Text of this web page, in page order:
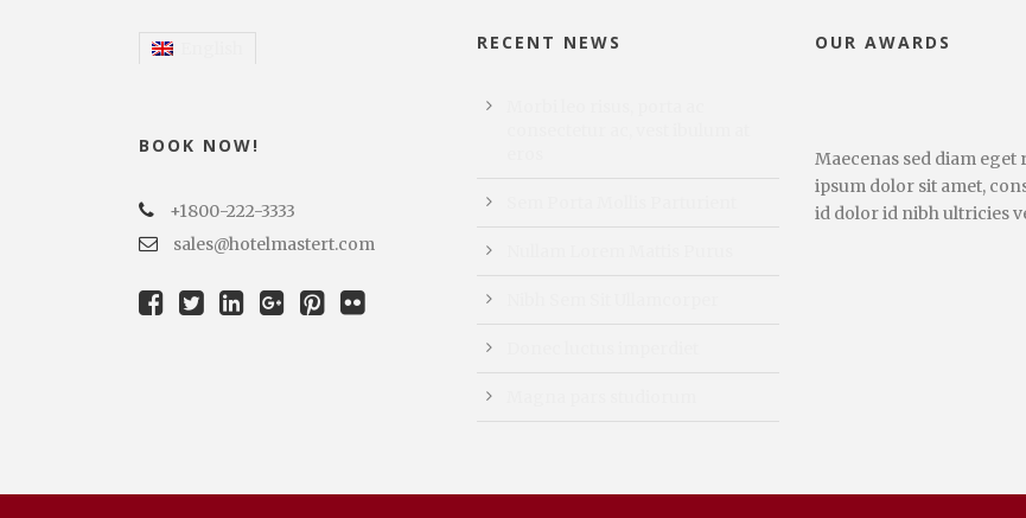
BOOK NOW!
+1800-222-3333
sales@hotelmastert.com
RECENT NEWS OUR AWARDS
Maecenas sed diam
ipsum dolor sit amet,
id dolor id nibh ultricies